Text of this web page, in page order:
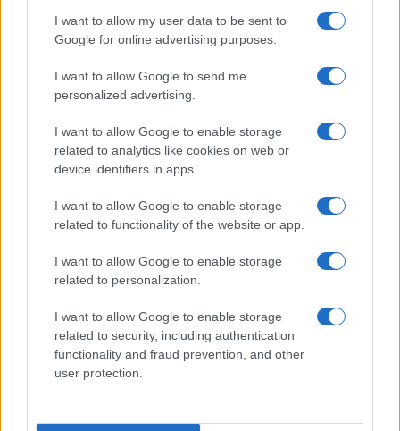
I want to allow my user data to be sent to
Google for online advertising purposes.
I want to allow Google to send me
personalized advertising.
I want to allow Google to enable storage
related to analytics like cookies on web or
device identifiers in apps.
I want to allow Google to enable storage
related to functionality of the website or app.
I want to allow Google to enable storage
related to personalization.
I want to allow Google to enable storage
related to security, including authentication
functionality and fraud prevention, and other
user protection.
Continua a leggere
LIFESTYLE